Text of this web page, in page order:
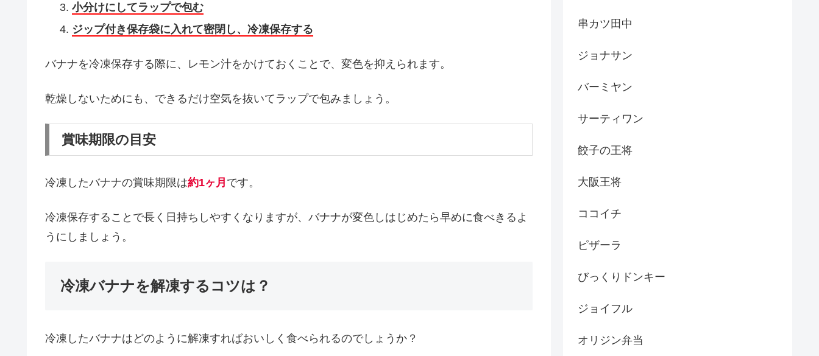
小分けにしてラップで包む
ジップ付き保存袋に入れて密閉し、冷凍保存する
バナナを冷凍保存する際に、レモン汁をかけておくことで、変色を抑えられます。
乾燥しないためにも、できるだけ空気を抜いてラップで包みましょう。
賞味期限の目安
冷凍したバナナの賞味期限は約1ヶ月 です。
冷凍保存することで長く日持ちしやすくなりますが、バナナが変色しはじめたら早めに食べきるよ
うにしましょう。
冷凍バナナを解凍するコツは？
冷凍したバナナはどのように解凍すればおいしく食べられるのでしょうか？
串カツ田中
ジョナサン
バーミヤン
サーティワン
餃子の王将
大阪王将
ココイチ
ピザーラ
びっくりドンキー
ジョイフル
オリジン弁当